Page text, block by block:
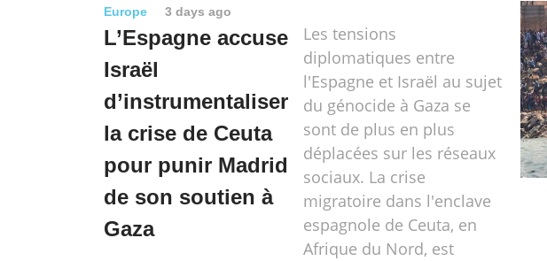
Europe 3 days ago
L’Espagne accuse
Israël
d’instrumentaliser
la crise de Ceuta
pour punir Madrid
de son soutien à
Gaza
Les tensions
diplomatiques entre
l'Espagne et Israël au sujet
du génocide à Gaza se
sont de plus en plus
déplacées sur les réseaux
sociaux. La crise
migratoire dans l'enclave
espagnole de Ceuta, en
Afrique du Nord, est